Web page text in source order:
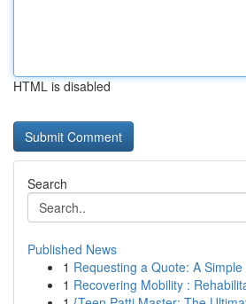
HTML is disabled
Search
Published News
1 Requesting a Quote: A
1 Recovering Mobility :